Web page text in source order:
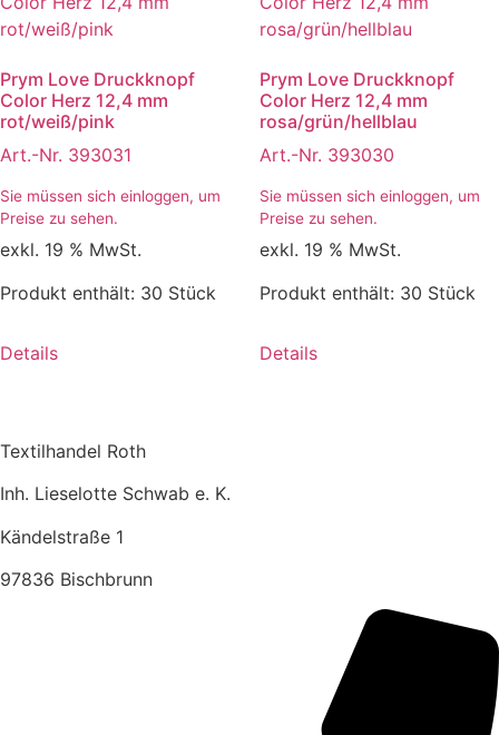
Prym Love Druckknopf
Color Herz 12,4 mm
rot/weiß/pink
Art.-Nr. 393031
Sie müssen sich einloggen, um
Preise zu sehen.
exkl. 19 % MwSt.
Produkt enthält: 30 Stück
Details
Prym Love Druckknopf
Color Herz 12,4 mm
rosa/grün/hellblau
Art.-Nr. 393030
Sie müssen sich einloggen, um
Preise zu sehen.
exkl. 19 % MwSt.
Produkt enthält: 30 Stück
Details
Textilhandel Roth
Inh. Lieselotte Schwab e. K.
Kändelstraße 1
97836 Bischbrunn